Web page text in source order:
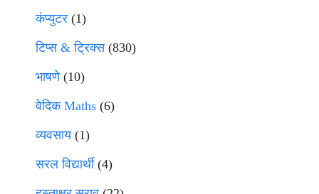
कंप्युटर (1)
टिप्स & ट्रिक्स(830)
भाषणे(10)
वेदिक Maths (6)
व्यवसाय(1)
सरल विद्यार्थी(4)